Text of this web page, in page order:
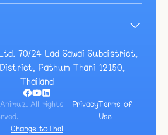
70/24 Lad Sawai Subdistrict,
Pathum Thani 12150,
Thailand
All rights
PrivacyTerms of
Use
Change toThai